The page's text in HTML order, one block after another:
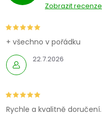
Zobrazit recenze
22.7.2026
+ všechno v pořádku
Rychle a kvalitně doručení.